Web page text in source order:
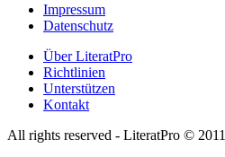
Impressum
Datenschutz
Über LiteratPro
Richtlinien
Unterstützen
Kontakt
All rights reserved - LiteratPro ©